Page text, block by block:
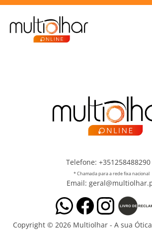
Telefone: +351258488290
* Chamada para a rede fixa nacional
Email:
Copyright © 2026 Multiolhar - A sua